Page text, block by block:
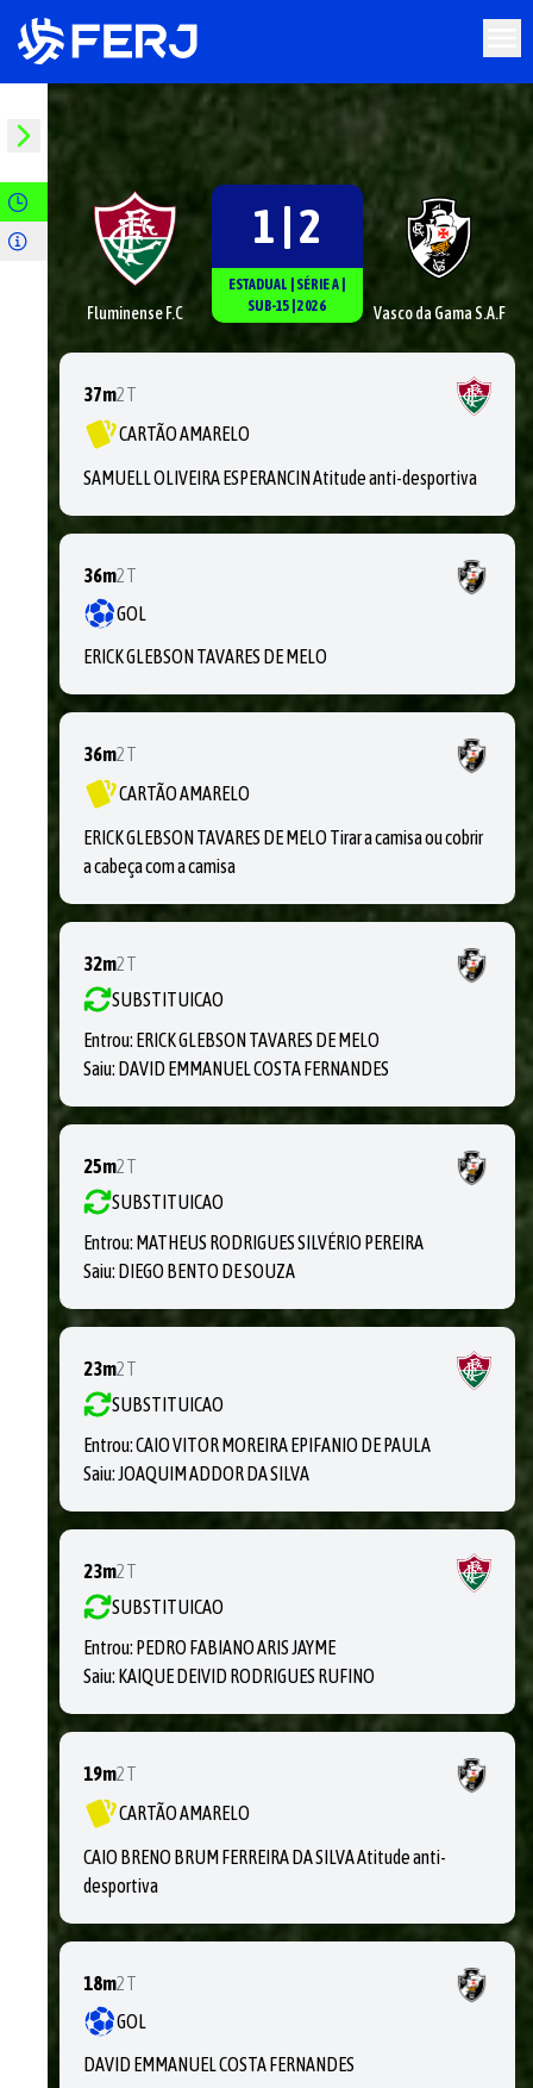
Fluminense F.C
1 | 2
ESTADUAL SÉRIEA
SUB-15 2026 Vasco da Gama S.A.F
37m2T
CARTÃO AMARELO
SAMUELL OLIVEIRA ESPERANCIN Atitude anti-desportiva
36m2T
GOL
ERICK GLEBSON TAVARES DE MELO
36m2T
CARTÃO AMARELO
ERICK GLEBSON TAVARES DE MELO Tirar a camisa ou cobrir
a cabeça com a camisa
32m2T
SUBSTITUICAO
Entrou: ERICK GLEBSON TAVARES DE MELO
Saiu: DAVID EMMANUEL COSTA FERNANDES
25m2T
SUBSTITUICAO
Entrou: MATHEUS RODRIGUES SILVÉRIO PEREIRA
Saiu: DIEGO BENTO DE SOUZA
23m2T
SUBSTITUICAO
Entrou:CAIO VITOR MOREIRA EPIFANIO DE PAULA
Saiu:JOAQUIM ADDOR DA SILVA
23m2T
SUBSTITUICAO
Entrou: PEDRO FABIANO ARIS JAYME
Saiu: KAIQUE DEIVID RODRIGUES RUFINO
19m2T
CARTÃO AMARELO
CAIO BRENO BRUM FERREIRA DA SILVA Atitude anti-
desportiva
18m2T
GOL
DAVID EMMANUEL COSTA FERNANDES